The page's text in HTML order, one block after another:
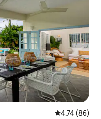
Calificación
4.74 (86)